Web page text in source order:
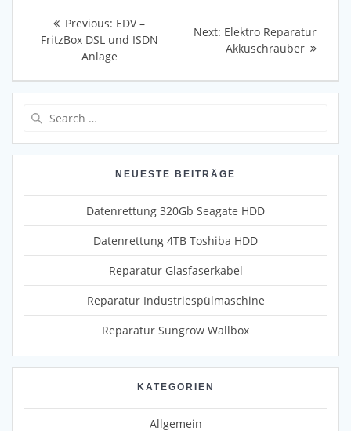
Beitragsnavigation
Previous: Previous
post:
EDV –
FritzBox DSL und ISDN
Anlage
Next: Next
post:
Elektro Reparatur
Akkuschrauber
NEUESTE BEITRÄGE
Datenrettung 320Gb Seagate HDD
Datenrettung 4TB Toshiba HDD
Reparatur Glasfaserkabel
Reparatur Industriespülmaschine
Reparatur Sungrow Wallbox
KATEGORIEN
Allgemein